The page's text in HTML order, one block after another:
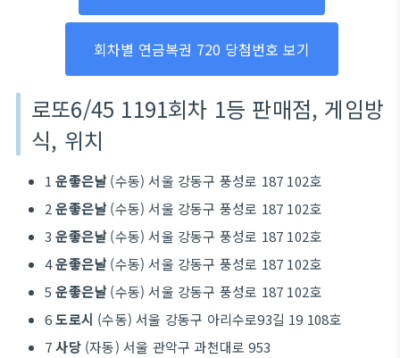
회차별 연금복권 720 당첨번호 보기
로또6/45 1191회차 1등 판매점, 게임방
식, 위치
1운좋은날 (수동) 서울 강동구 풍성로 187 102호
2운좋은날 (수동) 서울 강동구 풍성로 187 102호
3운좋은날 (수동) 서울 강동구 풍성로 187 102호
4운좋은날 (수동) 서울 강동구 풍성로 187 102호
5운좋은날 (수동) 서울 강동구 풍성로 187 102호
6도로시 (수동) 서울 강동구 아리수로93길 19 108호
7사당(자동) 서울 관악구 과천대로 953